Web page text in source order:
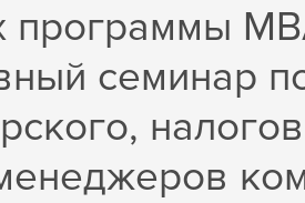
программы
семинар